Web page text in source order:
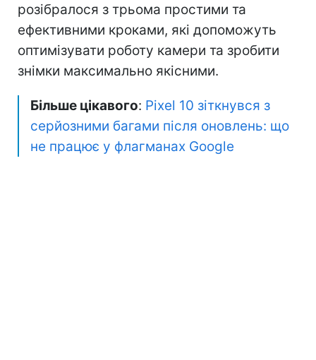
розібралося з трьома простими та
ефективними кроками, які допоможуть
оптимізувати роботу камери та зробити
знімки максимально якісними.
Більше цікавого: Pixel 10 зіткнувся з
серйозними багами після оновлень: що
не працює у флагманах Google